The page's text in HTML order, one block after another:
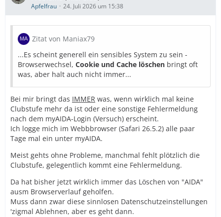
Apfelfrau 24. Juli 2026 um 15:38
Zitat von Maniax79
...Es scheint generell ein sensibles System zu sein -
Browserwechsel, Cookie und Cache löschen bringt oft
was, aber halt auch nicht immer...
Bei mir bringt das IMMER was, wenn wirklich mal keine
Clubstufe mehr da ist oder eine sonstige Fehlermeldung
nach dem myAIDA-Login (Versuch) erscheint.
Ich logge mich im Webbbrowser (Safari 26.5.2) alle paar
Tage mal ein unter myAIDA.
Meist gehts ohne Probleme, manchmal fehlt plötzlich die
Clubstufe, gelegentlich kommt eine Fehlermeldung.
Da hat bisher jetzt wirklich immer das Löschen von "AIDA"
ausm Browserverlauf geholfen.
Muss dann zwar diese sinnlosen Datenschutzeinstellungen
'zigmal Ablehnen, aber es geht dann.